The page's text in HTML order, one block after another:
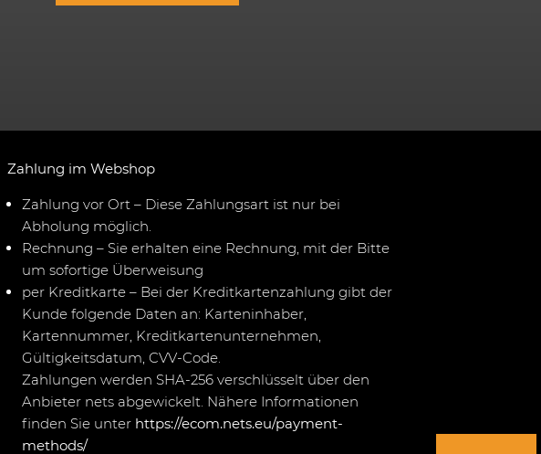
Zahlung im Webshop
Zahlung vor Ort – Diese Zahlungsart ist nur bei
Abholung möglich.
Rechnung – Sie erhalten eine Rechnung, mit der Bitte
um sofortige Überweisung
per Kreditkarte – Bei der Kreditkartenzahlung gibt der
Kunde folgende Daten an: Karteninhaber,
Kartennummer, Kreditkartenunternehmen,
Gültigkeitsdatum, CVV-Code.
Zahlungen werden SHA-256 verschlüsselt über den
Anbieter nets abgewickelt. Nähere Informationen
finden Sie unter https://ecom.nets.eu/payment-
methods/